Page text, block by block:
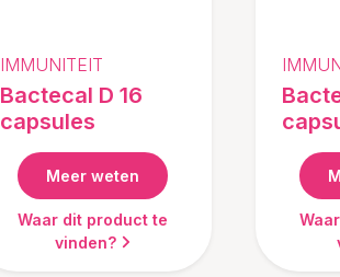
IMMUNITEIT
Bactecal D 16
capsules
Meer weten
Waar dit product te
vinden?